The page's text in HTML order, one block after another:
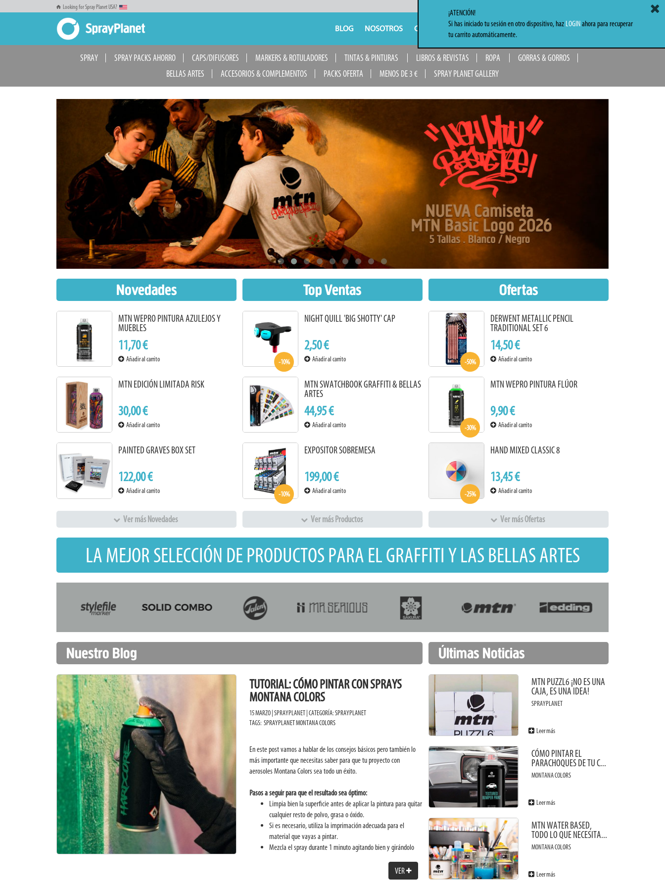
Looking for Spray Planet USA?
BLOG NOSOTROS CONTACTO
SPRAY SPRAY PACKS AHORRO CAPS/DIFUSORES MARKERS & ROTULADORES TINTAS & PINTURAS LIBROS & REVISTAS ROPA
GORRAS & GORROS
BELLAS ARTES
ACCESORIOS & COMPLEMENTOS PACKS OFERTA MENOS DE 3 € SPRAY PLANET GALLERY
Novedades
MTN WEPRO PINTURA AZULEJOS Y
MUEBLES
11,70 €
Añadir al carrito
MTN EDICIÓN LIMITADA RISK
30,00 €
Añadir al carrito
PAINTED GRAVES BOX SET
122,00 €
Añadir al carrito
Ver más Novedades
Top Ventas
-10%
NIGHT QUILL 'BIG SHOTTY' CAP
2,50 €
Añadir al carrito
MTN SWATCHBOOK GRAFFITI & BELLAS
ARTES
44,95 €
Añadir al carrito
-10%
EXPOSITOR SOBREMESA
199,00 €
Añadir al carrito
Ver más Productos
Ofertas
-50%
DERWENT METALLIC PENCIL
TRADITIONAL SET 6
14,50 €
Añadir al carrito
-30%
MTN WEPRO PINTURA FLÚOR
9,90 €
Añadir al carrito
-25%
HAND MIXED CLASSIC 8
13,45 €
Añadir al carrito
Ver más Ofertas
LA MEJOR SELECCIÓN DE PRODUCTOS PARA EL GRAFFITI Y LAS BELLAS ARTES
Nuestro Blog
TUTORIAL: CÓMO PINTAR CON SPRAYS
MONTANA COLORS
15 MARZO | SPRAYPLANET | CATEGORÍA:SPRAYPLANET
TAGS: SPRAYPLANETMONTANA COLORS
En este post vamos a hablar de los consejos básicos pero también lo
más importante que necesitas saber para que tu proyecto con
aerosoles Montana Colors sea todo un éxito.
Pasos a seguir para que el resultado sea óptimo:
Limpia bien la superficie antes de aplicar la pintura para quitar
cualquier resto de polvo, grasa o óxido.
Si es necesario, utiliza la imprimación adecuada para el
material que vayas a pintar.
Mezcla el spray durante 1 minuto agitando bien y girándolo
Haz una prueba antes en otra superficie para asegurarte de
VER
Últimas Noticias
MTN PUZZL6 ¡NO ES UNA
CAJA, ES UNA IDEA!
SPRAYPLANET
Leer más
CÓMO PINTAR EL
PARACHOQUES DE TU C...
MONTANA COLORS
Leer más
MTN WATER BASED,
TODO LO QUE NECESITA...
MONTANA COLORS
Leer más
¡ATENCIÓN!
Si has iniciado tu sesión en otro dispositivo, haz LOGINahora para recuperar
tu carrito automáticamente.